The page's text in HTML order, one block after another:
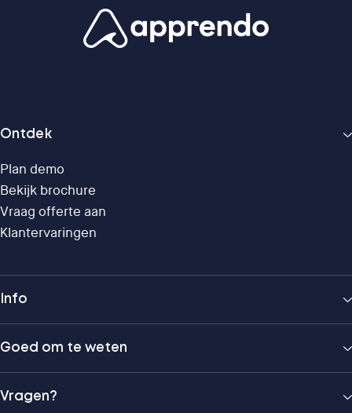
Ontdek
Plan demo
Bekijk brochure
Vraag offerte aan
Klantervaringen
Info
Goed om te weten
Vragen?